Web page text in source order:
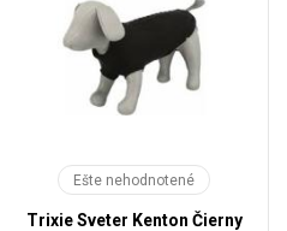
Ešte nehodnotené
Trixie Sveter Kenton Čierny